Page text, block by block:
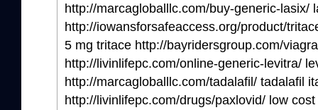
http://marcagloballlc.com/buy-generic-lasix/
http://iowansforsafeaccess.org/product/
5 mg tritace http://bayridersgroup.com/
http://livinlifepc.com/online-generic-levitra/
http://marcagloballlc.com/tadalafil/ tadalafil
http://livinlifepc.com/drugs/paxlovid/ low